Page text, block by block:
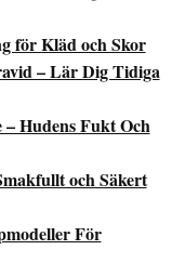
för Kläd och Skor
– Lär Dig Tidiga
Hudens Fukt Och
och Säkert
För